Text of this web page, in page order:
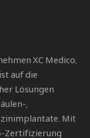
XC Medico,
auf die
Lösungen
,
Mit
Zertifizierung